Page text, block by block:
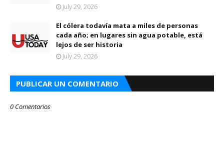
July 29, 2026
El cólera todavía mata a miles de personas
cada año; en lugares sin agua potable, está
lejos de ser historia
July 29, 2026
PUBLICAR UN COMENTARIO
0 Comentarios